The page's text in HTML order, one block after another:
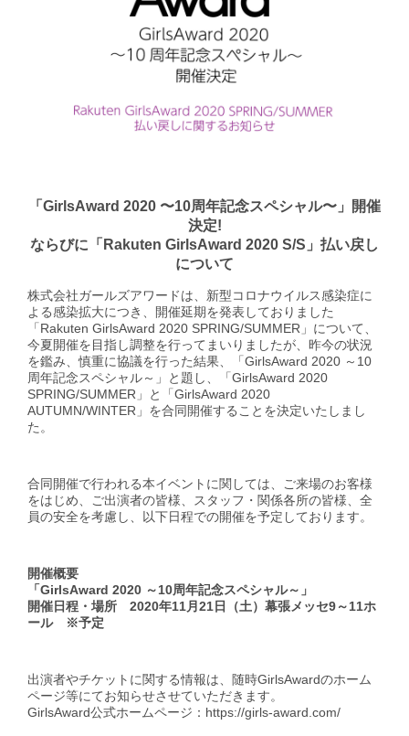
Rakuten Fashion
「GirlsAward 2020 〜10周年記念スペシャル〜」開催
決定!
ならびに「Rakuten GirlsAward 2020 S/S」払い戻し
について
株式会社ガールズアワードは、新型コロナウイルス感染症に
よる感染拡大につき、開催延期を発表しておりました
「Rakuten GirlsAward 2020 SPRING/SUMMER」について、
今夏開催を目指し調整を行ってまいりましたが、昨今の状況
を鑑み、慎重に協議を行った結果、「GirlsAward 2020 ～10
周年記念スペシャル～」と題し、「GirlsAward 2020
SPRING/SUMMER」と「GirlsAward 2020
AUTUMN/WINTER」を合同開催することを決定いたしまし
た。
合同開催で行われる本イベントに関しては、ご来場のお客様
をはじめ、ご出演者の皆様、スタッフ・関係各所の皆様、全
員の安全を考慮し、以下日程での開催を予定しております。
開催概要
「GirlsAward 2020 ～10周年記念スペシャル～」
開催日程・場所 2020年11月21日（土）幕張メッセ9～11ホ
ール ※予定
出演者やチケットに関する情報は、随時GirlsAwardのホーム
ページ等にてお知らせさせていただきます。
GirlsAward公式ホームページ：https://girls-award.com/